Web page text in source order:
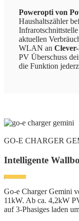
Poweropti von
Haushaltszähler
aktuellen
WLAN an
PV Überschuss
die Funktion
GO-E CHARGER
Intelligente
Go-e Charger Gemini
11kW. Ab ca. 4,2kW
auf 3-Phasiges laden